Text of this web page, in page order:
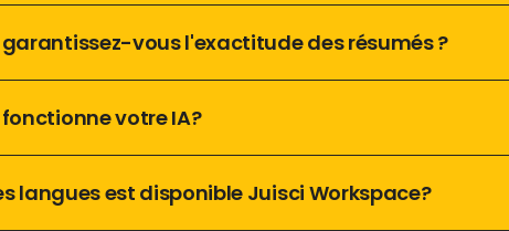
vous l'exactitude des résumés ?
votre IA?
langues est disponible Juisci Workspace?